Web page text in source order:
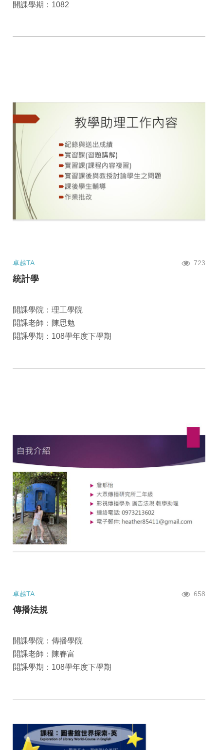
開課學期：1082
卓越TA 723
統計學
開課學院：理工學院
開課老師：陳思勉
開課學期：108學年度下學期
卓越TA 658
傳播法規
開課學院：傳播學院
開課老師：陳春富
開課學期：108學年度下學期